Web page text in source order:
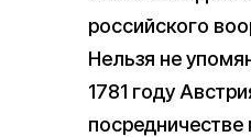
российского
Нельзя не
1781 году